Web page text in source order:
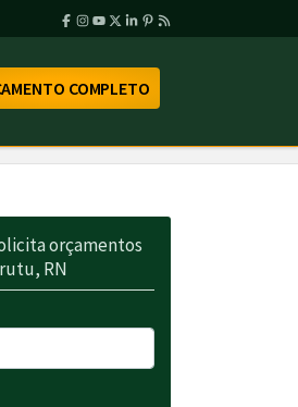
COMPLETO
orçamentos
RN